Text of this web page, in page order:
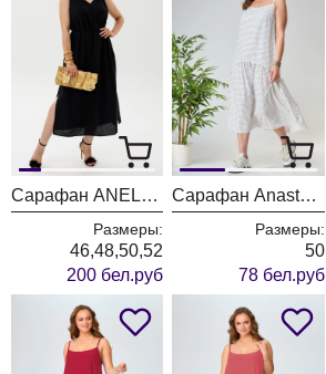
Сарафан ANELLI LAUREL 1889 черный элегантный
Размеры:
46,48,50,52
200 бел.руб
Сарафан Anastasia 878/молочный
Размеры:
50
78 бел.руб